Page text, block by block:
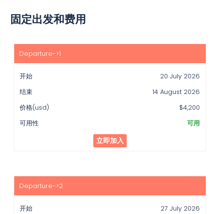
固定出发和费用
开
始
结
束
价
格
(usd)
20 July 2026
14 August 2026
$4,200
可用
立即加入
27 July 2026